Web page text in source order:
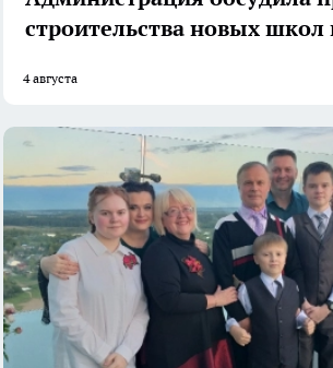
строительства новых школ
4 августа